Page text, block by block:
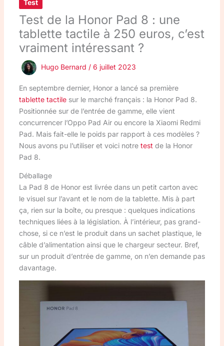
Test
Test de la Honor Pad 8 : une
tablette tactile à 250 euros, c’est
vraiment intéressant ?
Hugo Bernard / 6 juillet 2023
En septembre dernier, Honor a lancé sa première
tablette tactilesur le marché français : la Honor Pad 8.
Positionnée sur de l’entrée de gamme, elle vient
concurrencer l’Oppo Pad Air ou encore la Xiaomi Redmi
Pad. Mais fait-elle le poids par rapport à ces modèles ?
Nous avons pu l’utiliser et voici notre test de la Honor
Pad 8.
Déballage
La Pad 8 de Honor est livrée dans un petit carton avec
le visuel sur l’avant et le nom de la tablette. Mis à part
ça, rien sur la boîte, ou presque : quelques indications
techniques liées à la législation. À l’intérieur, pas grand-
chose, si ce n’est le produit dans un sachet plastique, le
câble d’alimentation ainsi que le chargeur secteur. Bref,
sur un produit d’entrée de gamme, on n’en demande pas
davantage.